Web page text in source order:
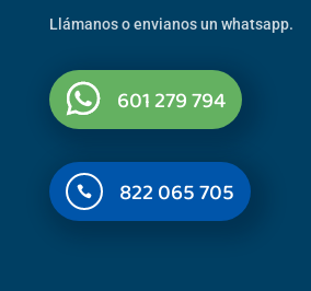
Llámanos o envianos un whatsapp.
601 279 794
 822 065 705